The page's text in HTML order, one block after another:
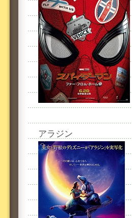
アラジン